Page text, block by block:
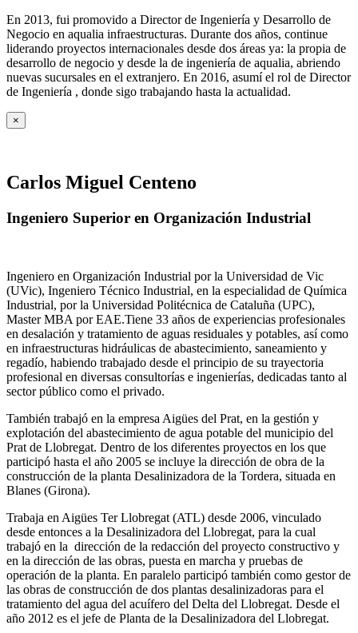
En 2013, fui promovido a Director de Ingeniería y Desarrollo de
Negocio en aqualia infraestructuras. Durante dos años, continue
liderando proyectos internacionales desde dos áreas ya: la propia de
desarrollo de negocio y desde la de ingeniería de aqualia, abriendo
nuevas sucursales en el extranjero. En 2016, asumí el rol de Director
de Ingeniería , donde sigo trabajando hasta la actualidad.
×
Carlos Miguel Centeno
Ingeniero Superior en Organización Industrial
Ingeniero en Organización Industrial por la Universidad de Vic
(UVic), Ingeniero Técnico Industrial, en la especialidad de Química
Industrial, por la Universidad Politécnica de Cataluña (UPC),
Master MBA por EAE.Tiene 33 años de experiencias profesionales
en desalación y tratamiento de aguas residuales y potables, así como
en infraestructuras hidráulicas de abastecimiento, saneamiento y
regadío, habiendo trabajado desde el principio de su trayectoria
profesional en diversas consultorías e ingenierías, dedicadas tanto al
sector público como el privado.
También trabajó en la empresa Aigües del Prat, en la gestión y
explotación del abastecimiento de agua potable del municipio del
Prat de Llobregat. Dentro de los diferentes proyectos en los que
participó hasta el año 2005 se incluye la dirección de obra de la
construcción de la planta Desalinizadora de la Tordera, situada en
Blanes (Girona).
Trabaja en Aigües Ter Llobregat (ATL) desde 2006, vinculado
desde entonces a la Desalinizadora del Llobregat, para la cual
trabajó en la dirección de la redacción del proyecto constructivo y
en la dirección de las obras, puesta en marcha y pruebas de
operación de la planta. En paralelo participó también como gestor de
las obras de construcción de dos plantas desalinizadoras para el
tratamiento del agua del acuífero del Delta del Llobregat. Desde el
año 2012 es el jefe de Planta de la Desalinizadora del Llobregat.